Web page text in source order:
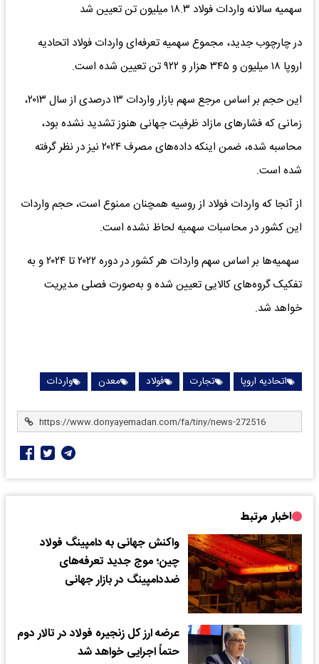
سهمیه سالانه واردات فولاد ۱۸.۳ میلیون تن تعیین شد
در چارچوب جدید، مجموع سهمیه تعرفه‌ای واردات فولاد اتحادیه
اروپا ۱۸ میلیون و ۳۴۵ هزار و ۹۲۲ تن تعیین شده است.
این حجم بر اساس مرجع سهم بازار واردات ۱۳ درصدی از سال ۲۰۱۳،
زمانی که فشارهای مازاد ظرفیت جهانی هنوز تشدید نشده بود،
محاسبه شده، ضمن اینکه داده‌های مصرف ۲۰۲۴ نیز در نظر گرفته
شده است.
از آنجا که واردات فولاد از روسیه همچنان ممنوع است، حجم واردات
این کشور در محاسبات سهمیه لحاظ نشده است.
سهمیه‌ها بر اساس سهم واردات هر کشور در دوره ۲۰۲۲ تا ۲۰۲۴ و به
تفکیک گروه‌های کالایی تعیین شده و به‌صورت فصلی مدیریت
خواهد شد.
اتحادیه اروپا تجارت فولاد معدن واردات
اخبار مرتبط
واکنش جهانی به دامپینگ فولاد
چین؛ موج جدید تعرفه‌های
ضددامپینگ در بازار جهانی
عرضه ارز کل زنجیره فولاد در تالار دوم
حتماً اجرایی خواهد شد